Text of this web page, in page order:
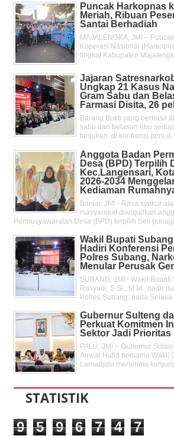
Puncak Harkopnas
Meriah, Ribuan
Santai Berhadiah
MAJALENGKA, JMI –
Koperasi Nasional
tingkat Kabupaten
Jajaran
Ungkap 21 Kasus
Gram Sabu dan
Farmasi Disita, 26
Barang Bukti yang berhasil
sabu dan belasan ribu
tunjukan di konfrensi pers d...
Anggota Badan
Desa (BPD) Terpilih
Kec.Langensari,
2026-2034
Kediaman
Banjar, JMI - Rasa syukur
masyarakat diwujudkan
Permusyawaratan Desa (BPD) terpilih Seli
Wakil Bupati
Hadiri Konferensi
Polres Subang,
Menular Perusak
SUBANG, JMI - Wakil
Rosyadi, S.Si., M.M., hadir
Polres Subang, pada Selasa
Gubernur Sulteng
Perkuat Komitmen
Sektor Jadi Prioritas
PALU, JMI – Gubernur
Anwar Hafid bersama Wakil
Lamadjido menerima
STATISTIK
9 5 9 6 7 4 7